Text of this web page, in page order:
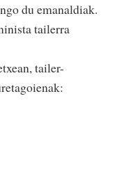
du emanaldiak.
tailerra
tailer-